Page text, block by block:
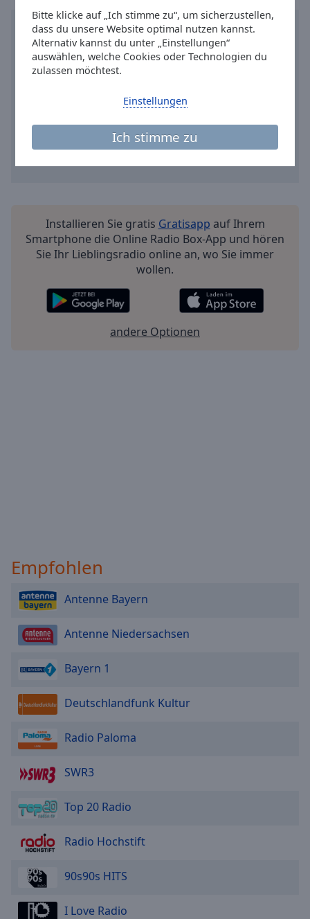
Bitte klicke auf „Ich stimme zu“, um sicherzustellen,
dass du unsere Website optimal nutzen kannst.
Alternativ kannst du unter „Einstellungen“
auswählen, welche Cookies oder Technologien du
zulassen möchtest.
Ich stimme zu
Einstellungen
Installieren Sie gratis Gratisapp auf Ihrem
Smartphone die Online Radio Box-App und hören
Sie Ihr Lieblingsradio online an, wo Sie immer
wollen.
andere Optionen
Empfohlen
Antenne Bayern
Antenne Niedersachsen
Bayern 1
Deutschlandfunk Kultur
Radio Paloma
SWR3
Top 20 Radio
Radio Hochstift
90s90s HITS
I Love Radio